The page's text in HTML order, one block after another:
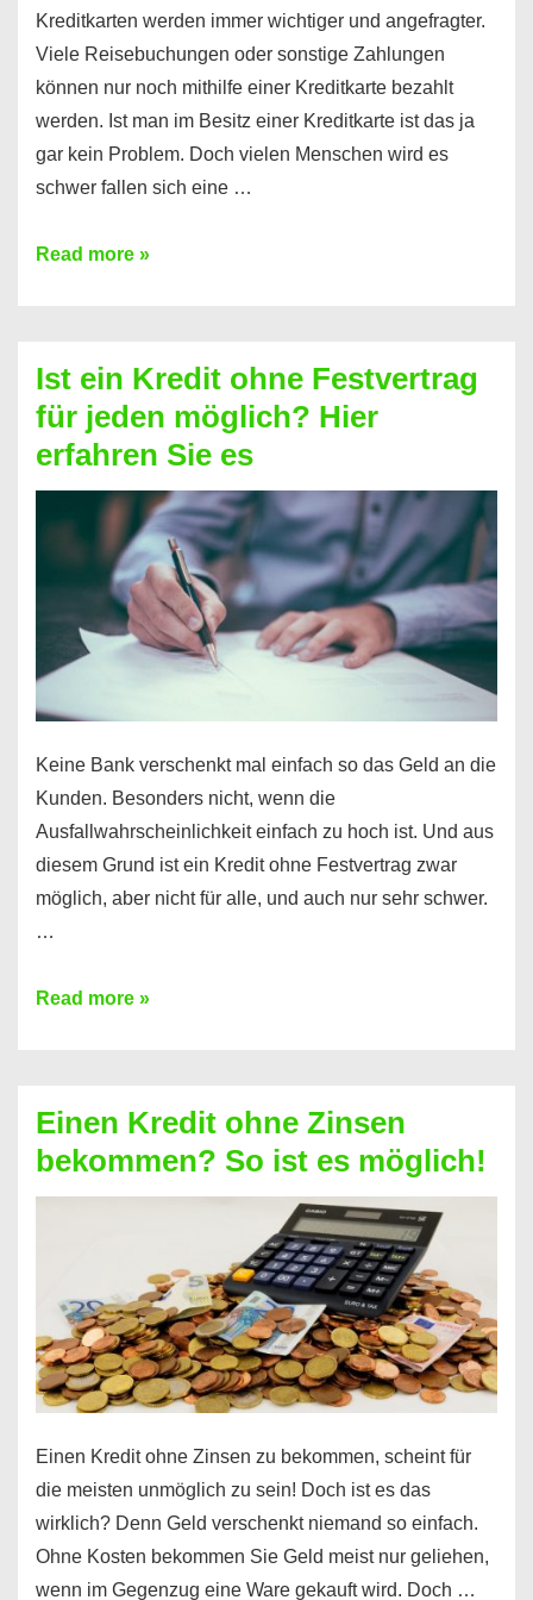
Kreditkarten werden immer wichtiger und angefragter.
Viele Reisebuchungen oder sonstige Zahlungen
können nur noch mithilfe einer Kreditkarte bezahlt
werden. Ist man im Besitz einer Kreditkarte ist das ja
gar kein Problem. Doch vielen Menschen wird es
schwer fallen sich eine …
Kreditkarte
Prepaid
ist
nicht
nur
für
Handy
möglich!
Read more »
Ist ein Kredit ohne Festvertrag
für jeden möglich? Hier
erfahren Sie es
Keine Bank verschenkt mal einfach so das Geld an die
Kunden. Besonders nicht, wenn die
Ausfallwahrscheinlichkeit einfach zu hoch ist. Und aus
diesem Grund ist ein Kredit ohne Festvertrag zwar
möglich, aber nicht für alle, und auch nur sehr schwer.
…
Ist
Festvertrag
für
jeden
erfahren
Sie
es
Read more »
Einen Kredit ohne Zinsen
bekommen? So ist es möglich!
Einen Kredit ohne Zinsen zu bekommen, scheint für
die meisten unmöglich zu sein! Doch ist es das
wirklich? Denn Geld verschenkt niemand so einfach.
Ohne Kosten bekommen Sie Geld meist nur geliehen,
wenn im Gegenzug eine Ware gekauft wird. Doch …